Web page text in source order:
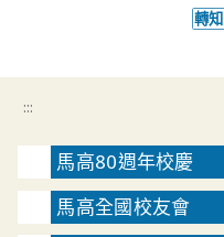
轉知
:::
馬高80週年校慶
馬高全國校友會